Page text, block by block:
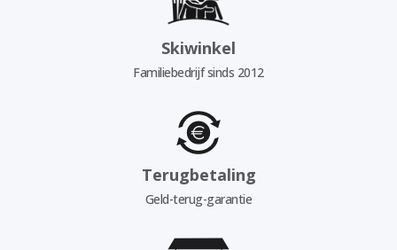
Skiwinkel
Familiebedrijf sinds 2012
Terugbetaling
Geld-terug-garantie